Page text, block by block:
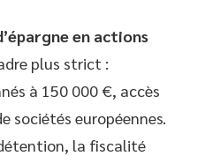
en actions
plus strict :
à 150 000 €, accès
sociétés européennes.
la fiscalité